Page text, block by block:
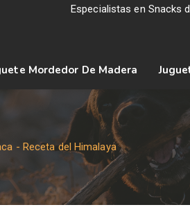
Especialistas en Snacks
Mordedor De Madera
- Receta del Himalaya